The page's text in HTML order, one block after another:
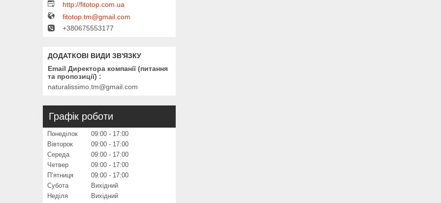
http://fitotop.com.ua
fitotop.tm@gmail.com
+380675553177
Email Директора компанії (питання
та пропозиції)
naturalissimo.tm@gmail.com
Графік роботи
Понеділок 09:00
17:00
Вівторок
09:00
17:00
Середа
09:00
17:00
Четвер
09:00
17:00
Пʼятниця
09:00
17:00
Субота
Вихідний
Неділя
Вихідний